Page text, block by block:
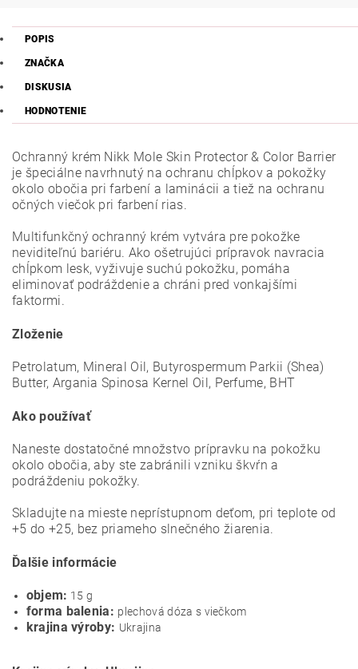
POPIS
ZNAČKA
DISKUSIA
HODNOTENIE
Ochranný krém Nikk Mole Skin Protector & Color Barrier
je špeciálne navrhnutý na ochranu chĺpkov a pokožky
okolo obočia pri farbení a laminácii a tiež na ochranu
očných viečok pri farbení rias.
Multifunkčný ochranný krém vytvára pre pokožke
neviditeľnú bariéru. Ako ošetrujúci prípravok navracia
chĺpkom lesk, vyživuje suchú pokožku, pomáha
eliminovať podráždenie a chráni pred vonkajšími
faktormi.
Zloženie
Petrolatum, Mineral Oil, Butyrospermum Parkii (Shea)
Butter, Argania Spinosa Kernel Oil, Perfume, BHT
Ako používať
Naneste dostatočné množstvo prípravku na pokožku
okolo obočia, aby ste zabránili vzniku škvŕn a
podráždeniu pokožky.
Skladujte na mieste neprístupnom deťom, pri teplote od
+5 do +25, bez priameho slnečného žiarenia.
Ďalšie informácie
objem: 15 g
forma balenia: plechová dóza s viečkom
krajina výroby: Ukrajina